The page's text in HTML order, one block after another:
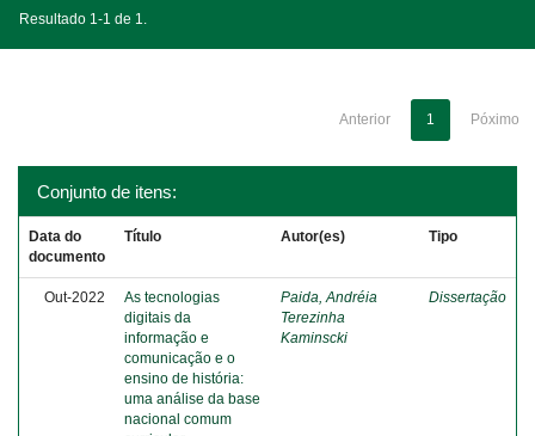
Resultado 1-1 de 1.
Anterior 1 Póximo
Conjunto de itens:
Data do
documento
Título Autor(es) Tipo
Out-2022
As tecnologias
digitais da
informação e
comunicação e o
ensino de história:
uma análise da base
nacional comum
Paida, Andréia
Terezinha
Kaminscki
Dissertação